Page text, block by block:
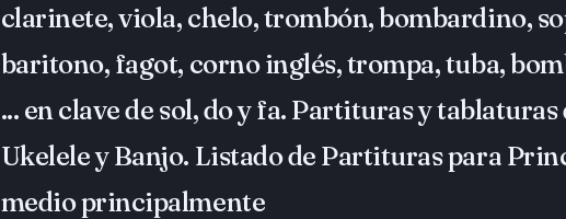
clarinete, viola, chelo, trombón, bombardino,
baritono, fagot, corno inglés, trompa, tuba,
... en clave de sol, do y fa. Partituras y
Ukelele y Banjo. Listado de Partituras para
medio principalmente